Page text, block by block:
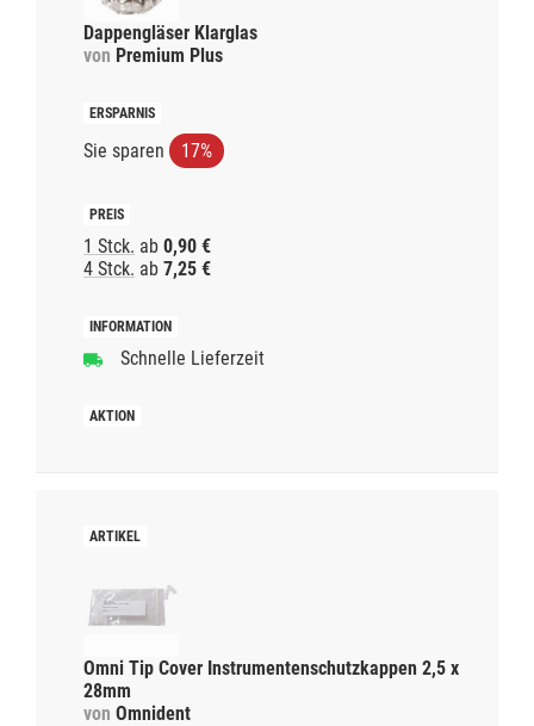
Dappengläser Klarglas
von Premium Plus
Sie sparen 17%
1 Stck. ab 0,90 €
4 Stck. ab 7,25 €
Schnelle Lieferzeit
Omni Tip Cover Instrumentenschutzkappen 2,5 x
28mm
von Omnident